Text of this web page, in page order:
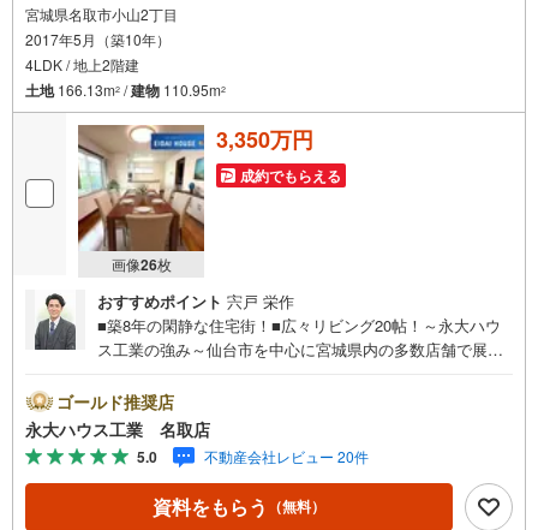
宮城県名取市小山2丁目
2017年5月（築10年）
4LDK / 地上2階建
土地166.13m2 /建物 110.95m2
画像26枚
3,350万円
成約でもらえる
おすすめポイント 宍戸 栄作
■築8年の閑静な住宅街！■広々リビング20帖！～永大ハウ
ス工業の強み～仙台市を中心に宮城県内の多数店舗で展開
＜豊富な不動産知識＞戸建・マンション・土地…と種別を
問わず不動産を取り扱っております。さらに教育施設や商
業施設、子育て環境や行政などの地域情報を総合し、お客
様により良い物件選びをしていただけるよう、しっかりと
サポートさせていただきます。2.＜経験豊富なスタッフ＞
当社では【購入】【売却】【引っ越し】【リフォーム】な
ゴールド推奨店
永大ハウス工業 名取店
5.0 不動産会社レビュー 20件
資料をもらう （無料）